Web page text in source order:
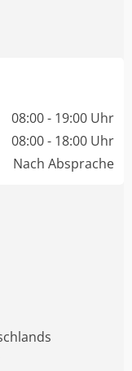
08:00 - 19:00 Uhr
08:00 - 18:00 Uhr
Nach Absprache